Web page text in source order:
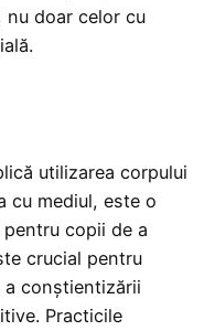
nu doar celor cu
utilizarea corpului
cu mediul, este o
copii de a
crucial pentru
conștientizării
Practicile